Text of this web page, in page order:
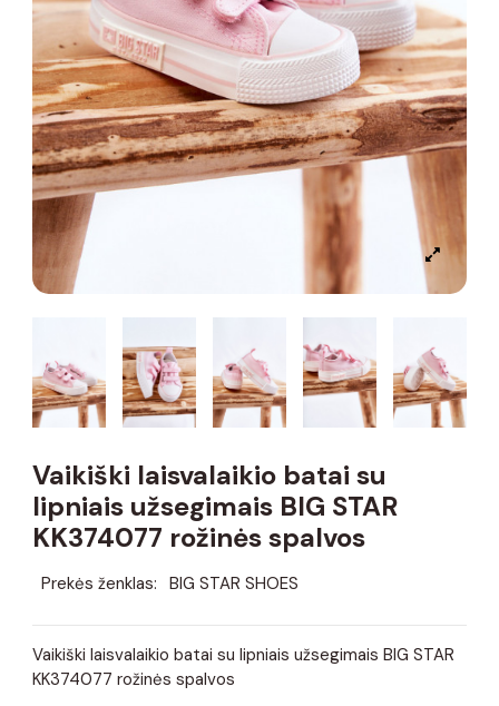
Vaikiški laisvalaikio batai su
lipniais užsegimais BIG STAR
KK374077 rožinės spalvos
Prekės ženklas: BIG STAR SHOES
Vaikiški laisvalaikio batai su lipniais užsegimais BIG STAR
KK374077 rožinės spalvos